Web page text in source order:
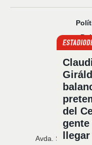
Avda. San
del
gente
llegar